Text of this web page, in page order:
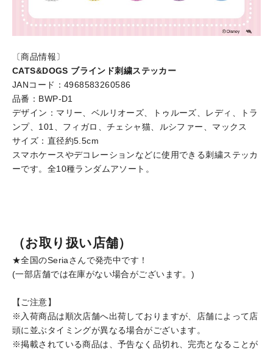
〔商品情報〕
CATS&DOGS ブラインド刺繍ステッカー
JANコード：4968583260586
品番：BWP-D1
デザイン：マリー、ベルリオーズ、トゥルーズ、レディ、トラ
ンプ、101、フィガロ、チェシャ猫、ルシファー、マックス
サイズ：直径約5.5cm
スマホケースやデコレーションなどに使用できる刺繍ステッカ
ーです。全10種ランダムアソート。
（お取り扱い店舗）
★全国のSeriaさんで発売中です！
(一部店舗では在庫がない場合がございます。)
【ご注意】
※入荷商品は順次店舗へ出荷しておりますが、店舗によって店
頭に並ぶタイミングが異なる場合がございます。
※掲載されている商品は、予告なく品切れ、完売となることが